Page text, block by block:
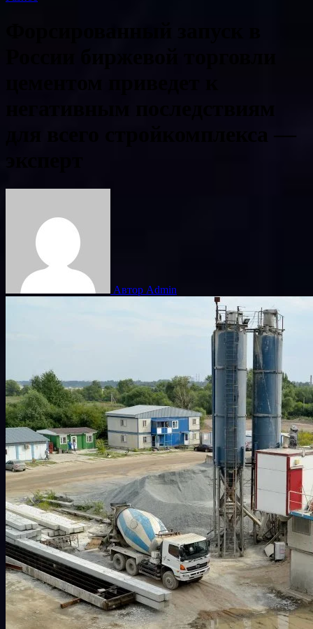
для всего стройкомплекса —
Автор Admin